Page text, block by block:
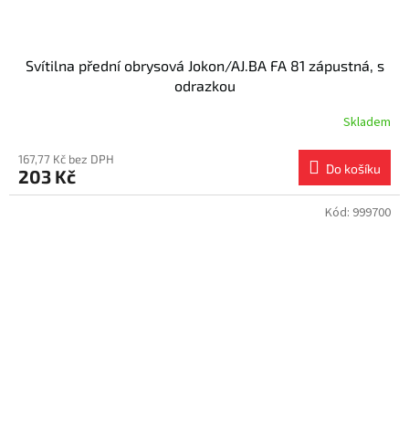
Svítilna přední obrysová Jokon/AJ.BA FA 81 zápustná, s
odrazkou
Skladem
167,77 Kč bez DPH
203 Kč Do košíku
Kód: 999700